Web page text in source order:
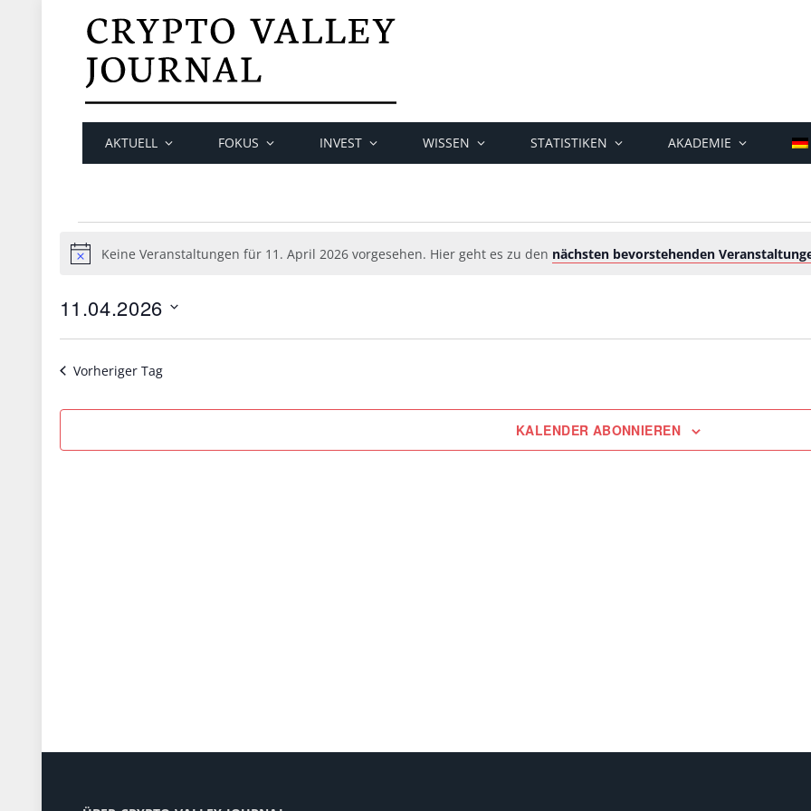
AKTUELL FOKUS INVEST WISSEN STATISTIKEN AKADEMIE
Veranstaltungen
für
11.
April
2026
HinweisKeine Veranstaltungen für 11. April 2026 vorgesehen. Hier geht es zu den nächsten bevorstehenden
11.04.2026
Vorheriger Tag
KALENDER ABONNIEREN